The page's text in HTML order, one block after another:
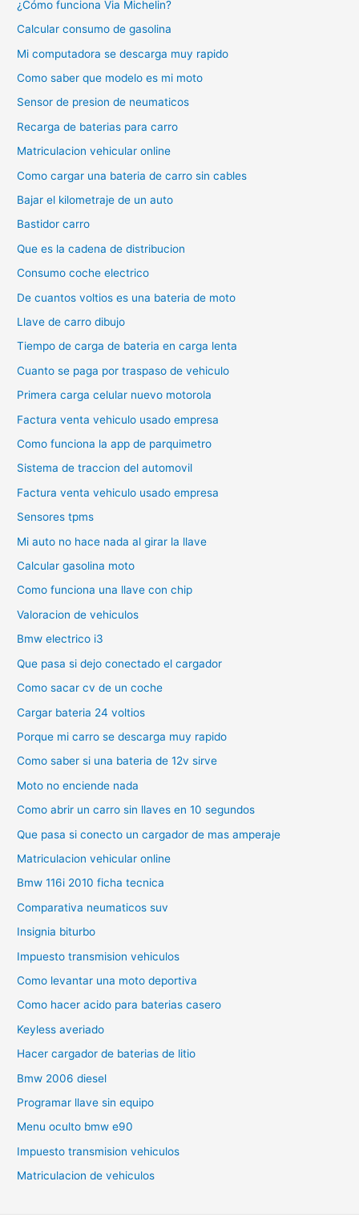
¿Cómo funciona Via Michelin?
Calcular consumo de gasolina
Mi computadora se descarga muy rapido
Como saber que modelo es mi moto
Sensor de presion de neumaticos
Recarga de baterias para carro
Matriculacion vehicular online
Como cargar una bateria de carro sin cables
Bajar el kilometraje de un auto
Bastidor carro
Que es la cadena de distribucion
Consumo coche electrico
De cuantos voltios es una bateria de moto
Llave de carro dibujo
Tiempo de carga de bateria en carga lenta
Cuanto se paga por traspaso de vehiculo
Primera carga celular nuevo motorola
Factura venta vehiculo usado empresa
Como funciona la app de parquimetro
Sistema de traccion del automovil
Factura venta vehiculo usado empresa
Sensores tpms
Mi auto no hace nada al girar la llave
Calcular gasolina moto
Como funciona una llave con chip
Valoracion de vehiculos
Bmw electrico i3
Que pasa si dejo conectado el cargador
Como sacar cv de un coche
Cargar bateria 24 voltios
Porque mi carro se descarga muy rapido
Como saber si una bateria de 12v sirve
Moto no enciende nada
Como abrir un carro sin llaves en 10 segundos
Que pasa si conecto un cargador de mas amperaje
Matriculacion vehicular online
Bmw 116i 2010 ficha tecnica
Comparativa neumaticos suv
Insignia biturbo
Impuesto transmision vehiculos
Como levantar una moto deportiva
Como hacer acido para baterias casero
Keyless averiado
Hacer cargador de baterias de litio
Bmw 2006 diesel
Programar llave sin equipo
Menu oculto bmw e90
Impuesto transmision vehiculos
Matriculacion de vehiculos